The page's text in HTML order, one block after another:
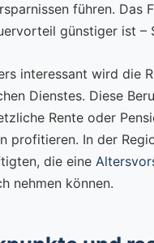
führen.
günstiger ist –
interessant wird die
Dienstes. Diese
Rente oder
profitieren. In der
die eine
nehmen können.